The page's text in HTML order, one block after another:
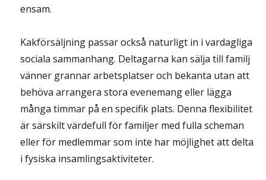
ensam.
Kakförsäljning passar också naturligt in i vardagliga
sociala sammanhang. Deltagarna kan sälja till familj
vänner grannar arbetsplatser och bekanta utan att
behöva arrangera stora evenemang eller lägga
många timmar på en specifik plats. Denna flexibilitet
är särskilt värdefull för familjer med fulla scheman
eller för medlemmar som inte har möjlighet att delta
i fysiska insamlingsaktiviteter.